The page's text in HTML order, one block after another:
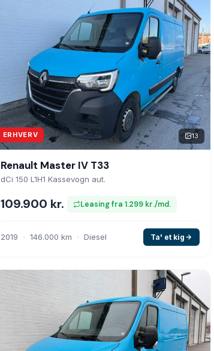
ERHVERV 13
Renault Master IV T33
dCi 150 L1H1 Kassevogn aut.
109.900 kr. Leasing fra 1.299 kr./md.
2019 146.000 km Diesel Ta' et kig